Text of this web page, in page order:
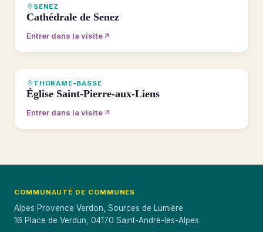
VISITE 360°
SENEZ
Cathédrale de Senez
Entrer dans la visite
VISITE 360°
THORAME-BASSE
Église Saint-Pierre-aux-Liens
Entrer dans la visite
COMMUNAUTÉ DE COMMUNES
Alpes Provence Verdon, Sources de Lumière
16 Place de Verdun, 04170 Saint-André-les-Alpes